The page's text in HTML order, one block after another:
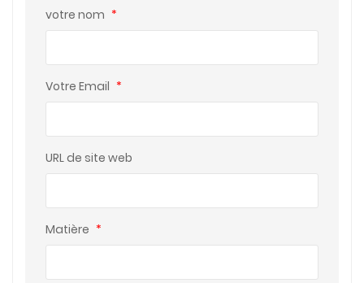
votre nom *
Votre Email *
URL de site web
Matière *